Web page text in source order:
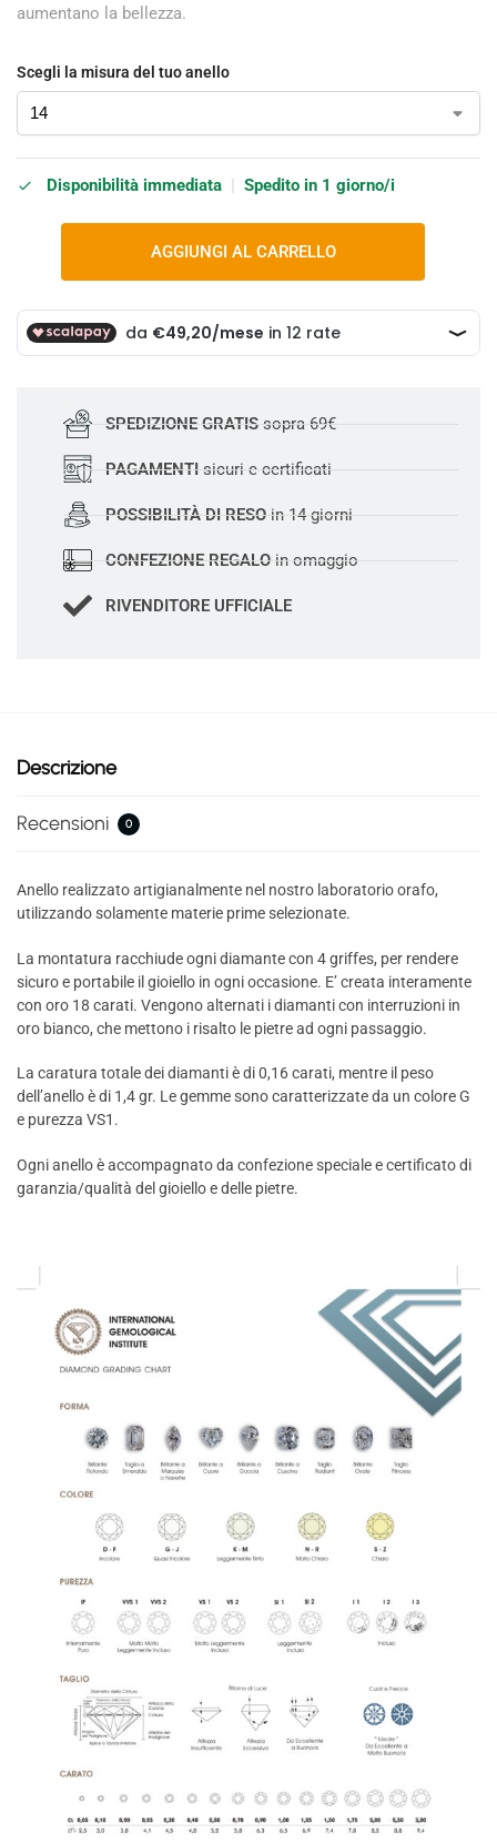
aumentano la bellezza.
Scegli la misura del tuo anello
Disponibilità immediata Spedito in 1 giorno/i
AGGIUNGI AL CARRELLO
SPEDIZIONE GRATISsopra 69€
PAGAMENTI sicuri e certificati
POSSIBILITÀ DI RESO in 14 giorni
CONFEZIONE REGALOin omaggio
RIVENDITORE UFFICIALE
Descrizione
Recensioni 0
Anello realizzato artigianalmente nel nostro laboratorio orafo,
utilizzando solamente materie prime selezionate.
La montatura racchiude ogni diamante con 4 griffes, per rendere
sicuro e portabile il gioiello in ogni occasione. E’ creata interamente
con oro 18 carati. Vengono alternati i diamanti con interruzioni in
oro bianco, che mettono i risalto le pietre ad ogni passaggio.
La caratura totale dei diamanti è di 0,16 carati, mentre il peso
dell’anello è di 1,4 gr. Le gemme sono caratterizzate da un colore G
e purezza VS1.
Ogni anello è accompagnato da confezione speciale e certificato di
garanzia/qualità del gioiello e delle pietre.